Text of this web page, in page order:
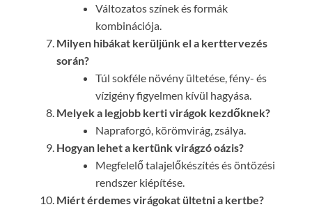
Változatos színek és formák
kombinációja.
Milyen hibákat kerüljünk el a kerttervezés
során?
Túl sokféle növény ültetése, fény- és
vízigény figyelmen kívül hagyása.
Melyek a legjobb kerti virágok kezdőknek?
Napraforgó, körömvirág, zsálya.
Hogyan lehet a kertünk virágzó oázis?
Megfelelő talajelőkészítés és öntözési
rendszer kiépítése.
Miért érdemes virágokat ültetni a kertbe?